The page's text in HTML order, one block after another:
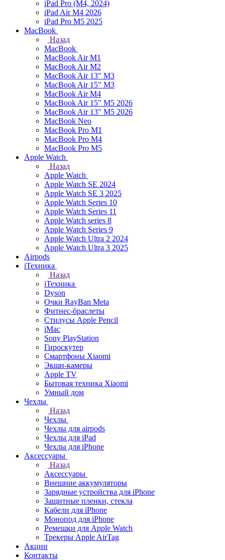
iPad Pro (M4, 2024)
iPad Air M4 2026
iPad Pro M5 2025
MacBook
Назад
MacBook
MacBook Air M1
MacBook Air M2
MacBook Air 13" M3
MacBook Air 15" M3
MacBook Air M4
MacBook Air 15" М5 2026
MacBook Air 13" М5 2026
MacBook Neo
MacBook Pro M1
MacBook Pro M4
MacBook Pro M5
Apple Watch
Назад
Apple Watch
Apple Watch SE 2024
Apple Watch SE 3 2025
Apple Watch Series 10
Apple Watch Series 11
Apple Watch series 8
Apple Watch Series 9
Apple Watch Ultra 2 2024
Apple Watch Ultra 3 2025
Airpods
iТехника
Назад
iТехника
Dyson
Очки RayBan Meta
Фитнес-браслеты
Стилусы Apple Pencil
iMac
Sony PlayStation
Гироскутер
Смартфоны Xiaomi
Экшн-камеры
Apple TV
Бытовая техника Xiaomi
Умный дом
Чехлы
Назад
Чехлы
Чехлы для airpods
Чехлы для iPad
Чехлы для iPhone
Аксессуары
Назад
Аксессуары
Внешние аккумуляторы
Зарядные устройства для iPhone
Защитные пленки, стекла
Кабели для iPhone
Монопод для iPhone
Ремешки для Apple Watch
Трекеры Apple AirTag
Акции
Контакты